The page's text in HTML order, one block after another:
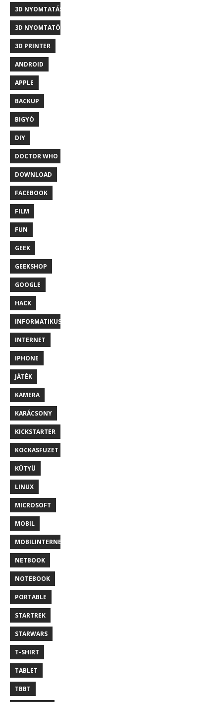
3D NYOMTATÁS
3D NYOMTATÓ
3D PRINTER
ANDROID
APPLE
BACKUP
BIGYÓ
DIY
DOCTOR WHO
DOWNLOAD
FACEBOOK
FILM
FUN
GEEK
GEEKSHOP
GOOGLE
HACK
INFORMATIKUS
INTERNET
IPHONE
JÁTÉK
KAMERA
KARÁCSONY
KICKSTARTER
KOCKASFUZET
KÜTYÜ
LINUX
MICROSOFT
MOBIL
MOBILINTERNET
NETBOOK
NOTEBOOK
PORTABLE
STARTREK
STARWARS
T-SHIRT
TABLET
TBBT